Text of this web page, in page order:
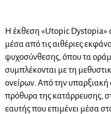
Η έκθεση «Utopic Dystopia»
μέσα από τις αιθέριες
ψυχοσύνθεσης, όπου τα
συμπλέκονται με τη
ονείρων. Από την
πρόθυρα της κατάρρευσης,
εαυτής που επιμένει μέσα